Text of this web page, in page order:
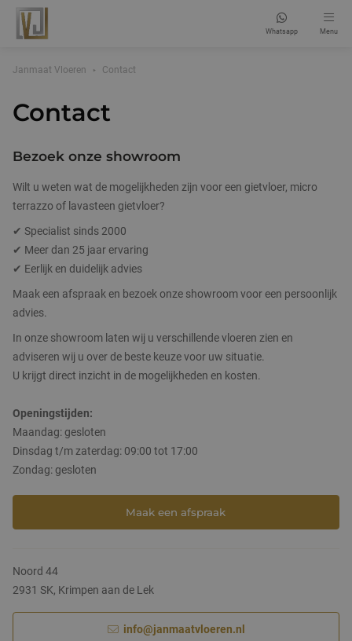
Whatsapp Menu
Gietvloeren
Gietvloeren
Beton cire vloeren
Gietvloer epoxy
Gietvloer PU
Terrazzo gietvloer
Pandomovloeren
Grindvloeren
Marmergrindvloeren
Woningvloeren
Slaapkamervloeren
Garagevloeren
Kantoorvloeren
Werkplaatsvloeren
Sportvloer
Gietvloeren showroom
Gietvloer reparatie
Gietvloer kosten
Maak een afspraak
Veelgestelde vragen
Projecten
Nieuws & blog
Janmaat Vloeren Contact
Contact
Noord 44
2931 SK, Krimpen aan de Lek
info@janmaatvloeren.nl
Bezoek onze showroom
Wilt u weten wat de mogelijkheden zijn voor een gietvloer, micro
terrazzo of lavasteen gietvloer?
✔ Specialist sinds 2000
✔ Meer dan 25 jaar ervaring
✔ Eerlijk en duidelijk advies
Maak een afspraak en bezoek onze showroom voor een persoonlijk
advies.
In onze showroom laten wij u verschillende vloeren zien en
adviseren wij u over de beste keuze voor uw situatie.
U krijgt direct inzicht in de mogelijkheden en kosten.
Openingstijden:
Maandag: gesloten
Dinsdag t/m zaterdag: 09:00 tot 17:00
Zondag: gesloten
Maak een afspraak